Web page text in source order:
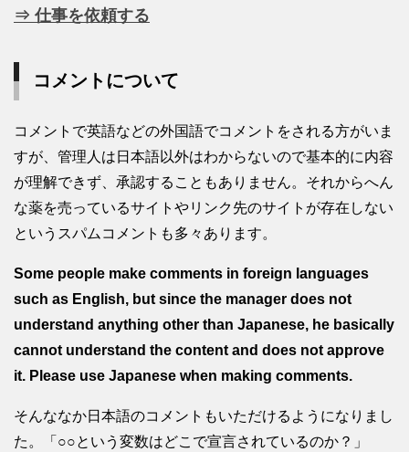
⇒ 仕事を依頼する
コメントについて
コメントで英語などの外国語でコメントをされる方がいま
すが、管理人は日本語以外はわからないので基本的に内容
が理解できず、承認することもありません。それからへん
な薬を売っているサイトやリンク先のサイトが存在しない
というスパムコメントも多々あります。
Some people make comments in foreign languages
such as English, but since the manager does not
understand anything other than Japanese, he basically
cannot understand the content and does not approve
it. Please use Japanese when making comments.
そんななか日本語のコメントもいただけるようになりまし
た。「○○という変数はどこで宣言されているのか？」